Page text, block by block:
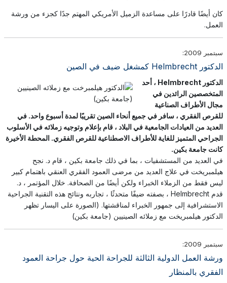
كان أيضًا قادرًا على مساعدة الزميل الأمريكي المهتم جدًا كجزء من ورشة
العمل.
سبتمبر 2009:
الدكتور Helmbrecht كمشغل ضيف في الصين
الدكتور Helmbrecht ، أحد
المتخصصين الرائدين في
مجال الأطراف الصناعية
للقرص الفقري ، سافر في جميع أنحاء الصين تقريبًا لمدة أسبوع واحد. في
العديد من العيادات الجامعية في البلاد ، قام بإعلام وتوجيه زملائه في الأسلوب
الجراحي المتميز للغاية للأطراف الاصطناعية للقرص الفقري. المحطة الأخيرة
كانت جامعة بكين.
في العديد من المستشفيات ، بما في ذلك جامعة بكين ، قام د. نجح
هيلمبريخت في علاج العديد من مرضى العمود الفقري العنقي باهتمام كبير
ليس فقط من الزملاء الخبراء ولكن أيضًا من الصحافة. خلال المؤتمر ، د.
قدم Helmbrecht ، بصفته ضيفًا متحدثًا ، تجاربه ونتائج هذه التقنية الجراحية
الاستشرافية إلى جمهور الخبراء لمناقشتها. (الصورة على اليسار تظهر
الدكتور هيلمبريخت مع زملائه الصينيين (جامعة بكين)
سبتمبر 2009:
ورشة العمل الدولية الثالثة للجراحة الحية حول جراحة العمود
الفقري بالمنظار